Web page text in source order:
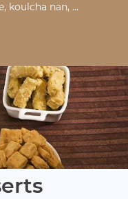
koulcha nan, ...